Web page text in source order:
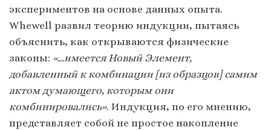
экспериментов на основе данных опыта.
Whewell развил теорию индукции, пытаясь
объяснить, как открываются физические
законы: «…имеется Новый Элемент,
добавленный к комбинации [из образцов] самим
актом думающего, которым они
комбинировались». Индукция, по его мнению,
представляет собой не простое накопление